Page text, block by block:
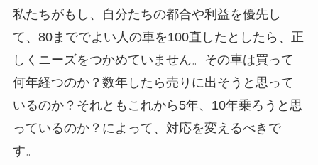
私たちがもし、自分たちの都合や利益を優先し
て、80まででよい人の車を100直したとしたら、正
しくニーズをつかめていません。その車は買って
何年経つのか？数年したら売りに出そうと思って
いるのか？それともこれから5年、10年乗ろうと思
っているのか？によって、対応を変えるべきで
す。